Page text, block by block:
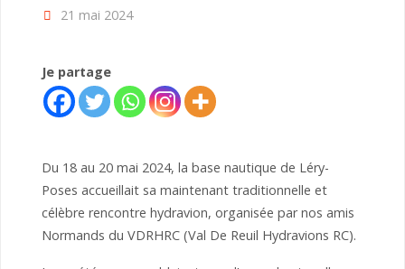
21 mai 2024
Je partage
Du 18 au 20 mai 2024, la base nautique de Léry-
Poses accueillait sa maintenant traditionnelle et
célèbre rencontre hydravion, organisée par nos amis
Normands du VDRHRC (Val De Reuil Hydravions RC).